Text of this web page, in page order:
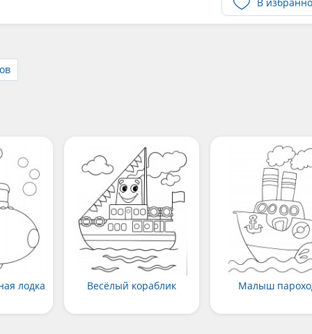
лодка Весёлый кораблик Малыш